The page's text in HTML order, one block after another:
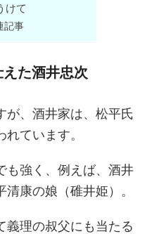
けて
記事
た酒井忠次
が、酒井家は、松平氏
ています。
も強く、例えば、酒井
康の娘（碓井姫）。
義理の叔父にも当たる